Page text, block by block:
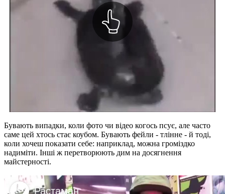
Бувають випадки, коли фото чи відео когось псує, але часто
саме цей хтось стає коубом. Бувають фейли - тлінне - й тоді,
коли хочеш показати себе: наприклад, можна громіздко
надиміти. Інші ж перетворюють дим на досягнення
майстерності.